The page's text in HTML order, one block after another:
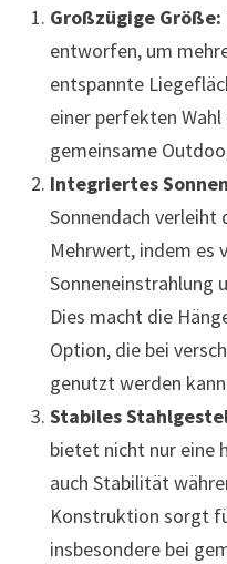
Großzügige Größe:
entworfen, um
entspannte
einer perfekten
gemeinsame
Integriertes
Sonnendach
Mehrwert, indem es
Sonneneinstrahlung
Dies macht die
Option, die bei
genutzt werden
Stabiles
bietet nicht nur eine
auch Stabilität
Konstruktion sorgt
insbesondere bei